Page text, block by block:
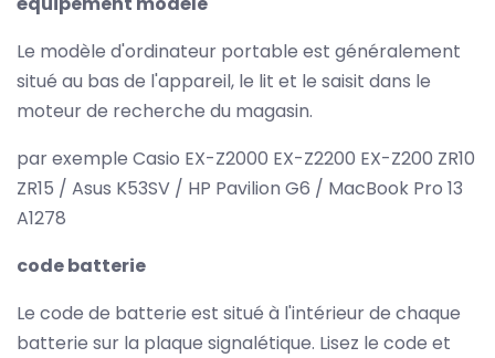
Le modèle d'ordinateur portable est généralement
situé au bas de l'appareil, le lit et le saisit dans le
moteur de recherche du magasin.
par exemple Casio EX-Z2000 EX-Z2200 EX-Z200 ZR10
ZR15 / Asus K53SV / HP Pavilion G6 / MacBook Pro 13
A1278
code batterie
Le code de batterie est situé à l'intérieur de chaque
batterie sur la plaque signalétique. Lisez le code et